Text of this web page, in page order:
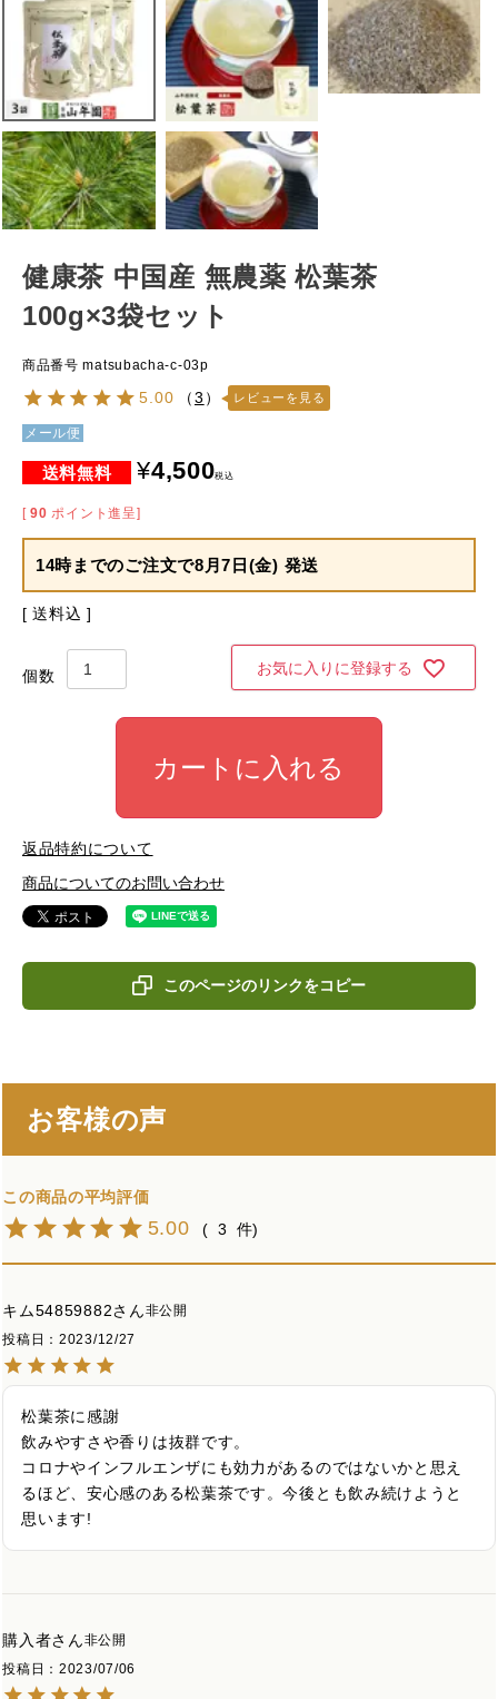
健康茶 中国産 無農薬 松葉茶
100g×3袋セット
商品番号 matsubacha-c-03p
5.00 （3 ） レビューを見る
メール便
¥4,500税込
[ 90 ポイント進呈]
14時までのご注文で8月7日(金) 発送
送料込
お気に入りに登録する
カートに入れる
返品特約について
商品についてのお問い合わせ
このページのリンクをコピー
お客様の声
5.00 3
キム54859882
非公開
投稿日
2023/12/27
松葉茶に感謝
飲みやすさや香りは抜群です。
コロナやインフルエンザにも効力があるのではないかと思え
るほど、安心感のある松葉茶です。今後とも飲み続けようと
思います!
購入者
非公開
投稿日
2023/07/06